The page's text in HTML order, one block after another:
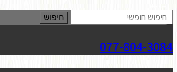
חיפוש
077-804-3084
סגור